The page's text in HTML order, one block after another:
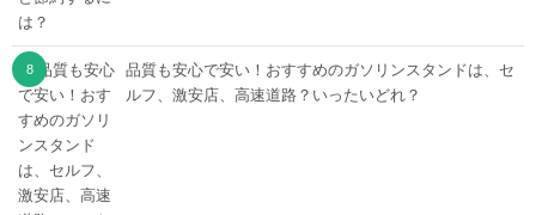
品質も安心で安い！おすすめのガソリンスタンドは、セ
ルフ、激安店、高速道路？いったいどれ？